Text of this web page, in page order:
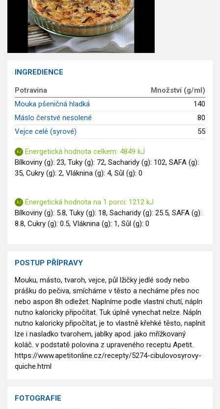
INGREDIENCE
Potravina
Množství (g/ml)
Mouka pšeničná hladká
140
Máslo čerstvé nesolené
80
Vejce celé (syrové)
55
Energetická hodnota celkem: 4849 kJ
Bílkoviny (g): 23, Tuky (g): 72, Sacharidy (g): 102, SAFA (g):
35, Cukry (g): 2, Vláknina (g): 4, Sůl (g): 0
Energetická hodnota na 1 porci: 1212 kJ
Bílkoviny (g): 5.8, Tuky (g): 18, Sacharidy (g): 25.5, SAFA (g):
8.8, Cukry (g): 0.5, Vláknina (g): 1, Sůl (g): 0
POSTUP PŘÍPRAVY
Mouku, másto, tvaroh, vejce, půl lžičky jedlé sody nebo
prášku do pečiva, smícháme v těsto a necháme přes noc
nebo aspon 8h odležet. Naplníme podle vlastní chutí, nápln
nutno kaloricky připočítat. Tuk úplně vynechat nelze. Nápln
nutno kaloricky připočítat, je to vlastně křehké těsto, naplnit
lze i nasladko tvarohem, jablky apod. jako mřížkovaný
koláč. v podstatě polovina z upraveného receptu Apetit.
https://www.apetitonline.cz/recepty/5274-cibulovosyrovy-
quiche.html
FOTOGRAFIE